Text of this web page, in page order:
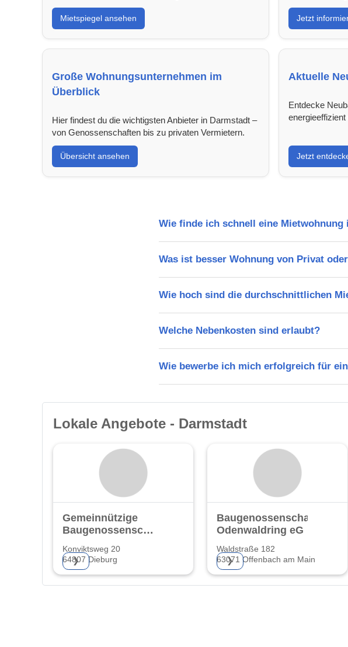
Mietspiegel ansehen Jetzt
Große Wohnungsunternehmen im
Überblick
Hier findest du die wichtigsten Anbieter in Darmstadt –
von Genossenschaften bis zu privaten Vermietern.
Übersicht ansehen
Aktuelle
Entdecke
Jetzt
Wie finde ich schnell eine Mietwohnung
Was ist besser Wohnung von Privat
Wie hoch sind die durchschnittlichen
Welche Nebenkosten sind erlaubt?
Wie bewerbe ich mich erfolgreich für
Lokale Angebote - Darmstadt
Gemeinnützige
Baugenossenschaft
Konviktsweg 20
64807 Dieburg
❯
Baugenossenschaft
Odenwaldring eG
Waldstraße 182
63071 Offenbach am Main
❯